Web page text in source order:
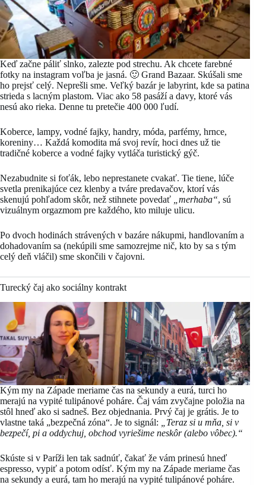
Keď začne páliť slnko, zalezte pod strechu. Ak chcete farebné
fotky na instagram voľba je jasná. 🙂 Grand Bazaar. Skúšali sme
ho prejsť celý. Neprešli sme. Veľký bazár je labyrint, kde sa patina
strieda s lacným plastom. Viac ako 58 pasáží a davy, ktoré vás
nesú ako rieka. Denne tu pretečie 400 000 ľudí.
Koberce, lampy, vodné fajky, handry, móda, parfémy, hrnce,
koreniny… Každá komodita má svoj revír, hoci dnes už tie
tradičné koberce a vodné fajky vytláča turistický gýč.
Nezabudnite si foťák, lebo neprestanete cvakať. Tie tiene, lúče
svetla prenikajúce cez klenby a tváre predavačov, ktorí vás
skenujú pohľadom skôr, než stihnete povedať
„merhaba“, sú
vizuálnym orgazmom pre každého, kto miluje ulicu.
Po dvoch hodinách strávených v bazáre nákupmi, handlovaním a
dohadovaním sa (nekúpili sme samozrejme nič, kto by sa s tým
celý deň vláčil) sme skončili v čajovni.
Turecký čaj ako sociálny kontrakt
Kým my na Západe meriame čas na sekundy a eurá, turci ho
merajú na vypité tulipánové poháre. Čaj vám zvyčajne položia na
stôl hneď ako si sadneš. Bez objednania. Prvý čaj je grátis. Je to
vlastne taká „bezpečná zóna“. Je to signál:
„Teraz si u mňa, si v
bezpečí, pi a oddychuj, obchod vyriešime neskôr (alebo vôbec).“
Skúste si v Paríži len tak sadnúť, čakať že vám prinesú hneď
espresso, vypiť a potom odísť. Kým my na Západe meriame čas
na sekundy a eurá, tam ho merajú na vypité tulipánové poháre.